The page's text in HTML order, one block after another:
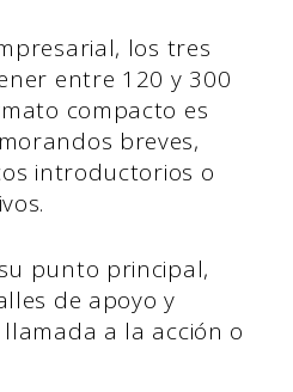
los tres
entre 120 y 300
compacto es
breves,
introductorios o
punto principal,
de apoyo y
a la acción o